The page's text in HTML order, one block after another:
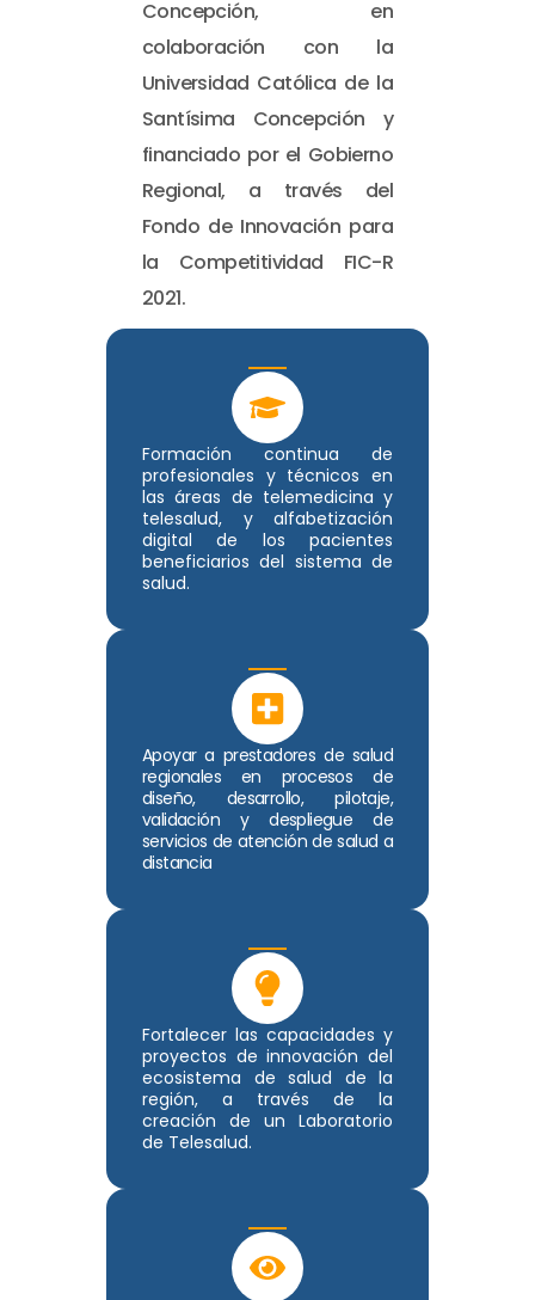
Formación continua de
profesionales y técnicos en
las áreas de telemedicina y
telesalud, y alfabetización
digital de los pacientes
beneficiarios del sistema de
salud.
Apoyar a prestadores de salud
regionales en procesos de
diseño, desarrollo, pilotaje,
validación y despliegue de
servicios de atención de salud a
distancia
Fortalecer las capacidades y
proyectos de innovación del
ecosistema de salud de la
región, a través de la
creación de un Laboratorio
de Telesalud.
Concepción, en
colaboración con la
Universidad Católica de la
Santísima Concepción y
financiado por el Gobierno
Regional, a través del
Fondo de Innovación para
la Competitividad FIC-R
2021.